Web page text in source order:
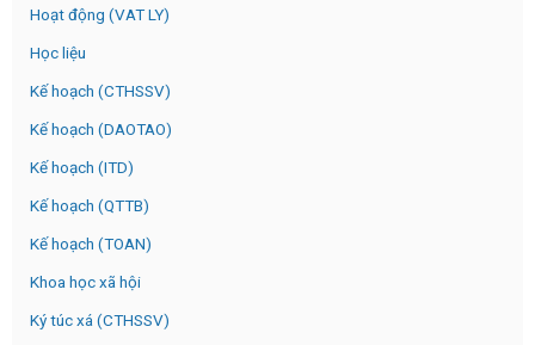
Hoạt động (VAT LY)
Học liệu
Kế hoạch (CTHSSV)
Kế hoạch (DAOTAO)
Kế hoạch (ITD)
Kế hoạch (QTTB)
Kế hoạch (TOAN)
Khoa học xã hội
Ký túc xá (CTHSSV)